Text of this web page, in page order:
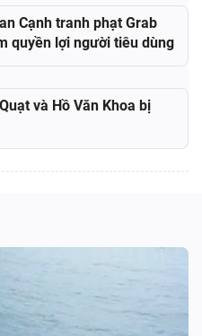
Cạnh tranh phạt Grab
quyền lợi người tiêu dùng
và Hồ Văn Khoa bị